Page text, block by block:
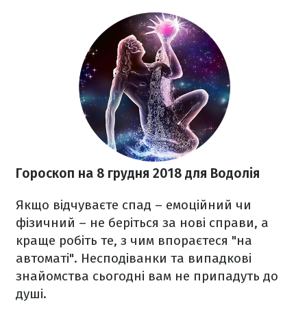
Гороскоп на 8 грудня 2018 для Водолія
Якщо відчуваєте спад – емоційний чи
фізичний – не беріться за нові справи, а
краще робіть те, з чим впораєтеся "на
автоматі". Несподіванки та випадкові
знайомства сьогодні вам не припадуть до
душі.